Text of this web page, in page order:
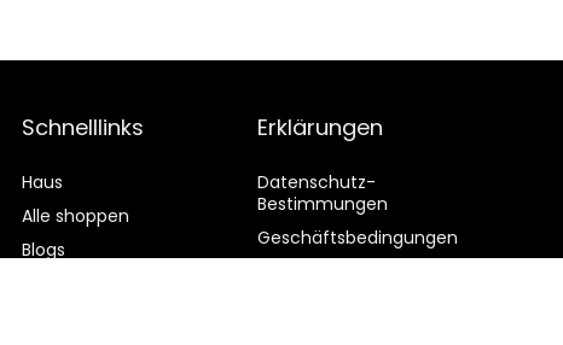
Schnelllinks
Haus
Alle shoppen
Blogs
Erklärungen
Datenschutz-
Bestimmungen
Geschäftsbedingungen